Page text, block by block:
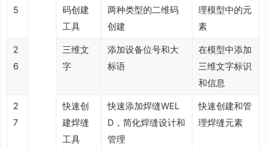
5
码创建
工具
两种类型的二维码
创建
理模型中的元
素
2
6
三维文
字
添加设备位号和大
标语
在模型中添加
三维文字标识
和信息
2
7
快速创
建焊缝
工具
快速添加焊缝WEL
D，简化焊缝设计和
管理
快速创建和管
理焊缝元素